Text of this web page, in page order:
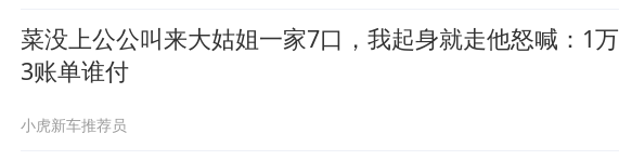
菜没上公公叫来大姑姐一家7口，我起身就走他怒喊：1万
3账单谁付
小虎新车推荐员